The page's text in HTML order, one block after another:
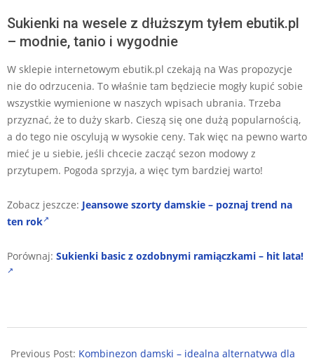
Sukienki na wesele z dłuższym tyłem ebutik.pl
– modnie, tanio i wygodnie
W sklepie internetowym ebutik.pl czekają na Was propozycje
nie do odrzucenia. To właśnie tam będziecie mogły kupić sobie
wszystkie wymienione w naszych wpisach ubrania. Trzeba
przyznać, że to duży skarb. Cieszą się one dużą popularnością,
a do tego nie oscylują w wysokie ceny. Tak więc na pewno warto
mieć je u siebie, jeśli chcecie zacząć sezon modowy z
przytupem. Pogoda sprzyja, a więc tym bardziej warto!
Zobacz jeszcze: Jeansowe szorty damskie – poznaj trend na
ten rok
Porównaj: Sukienki basic z ozdobnymi ramiączkami – hit lata!
07-
Previous Post: Kombinezon damski – idealna alternatywa dla